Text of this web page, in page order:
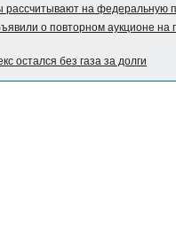
рассчитывают на федеральную
о повторном аукционе на
остался без газа за долги